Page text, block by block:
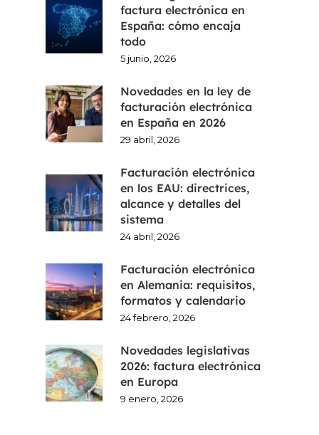
factura electrónica en
España: cómo encaja
todo
5 junio, 2026
Novedades en la ley de
facturación electrónica
en España en 2026
29 abril, 2026
Facturación electrónica
en los EAU: directrices,
alcance y detalles del
sistema
24 abril, 2026
Facturación electrónica
en Alemania: requisitos,
formatos y calendario
24 febrero, 2026
Novedades legislativas
2026: factura electrónica
en Europa
9 enero, 2026